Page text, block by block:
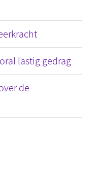
lastig gedrag
de